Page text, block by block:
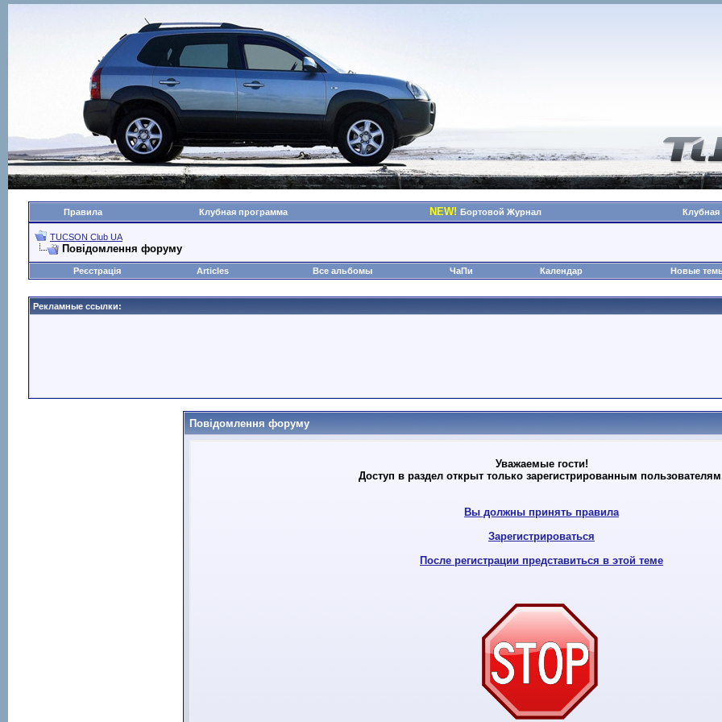
Правила Клубная программа NEW! Бортовой Журнал
TUCSON Club UA
Повідомлення форуму
Реєстрація Articles Все альбомы ЧаПи Календар Новые
Рекламные ссылки:
Повідомлення форуму
Уважаемые гости!
Доступ в раздел открыт только зарегистрированным
Вы должны принять правила
Зарегистрироваться
После регистрации представиться в этой теме